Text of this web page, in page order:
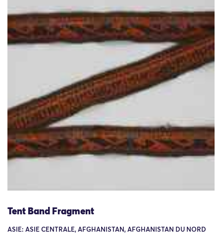
Tent Band Fragment
ASIE: ASIE CENTRALE, AFGHANISTAN, AFGHANISTAN DU NORD